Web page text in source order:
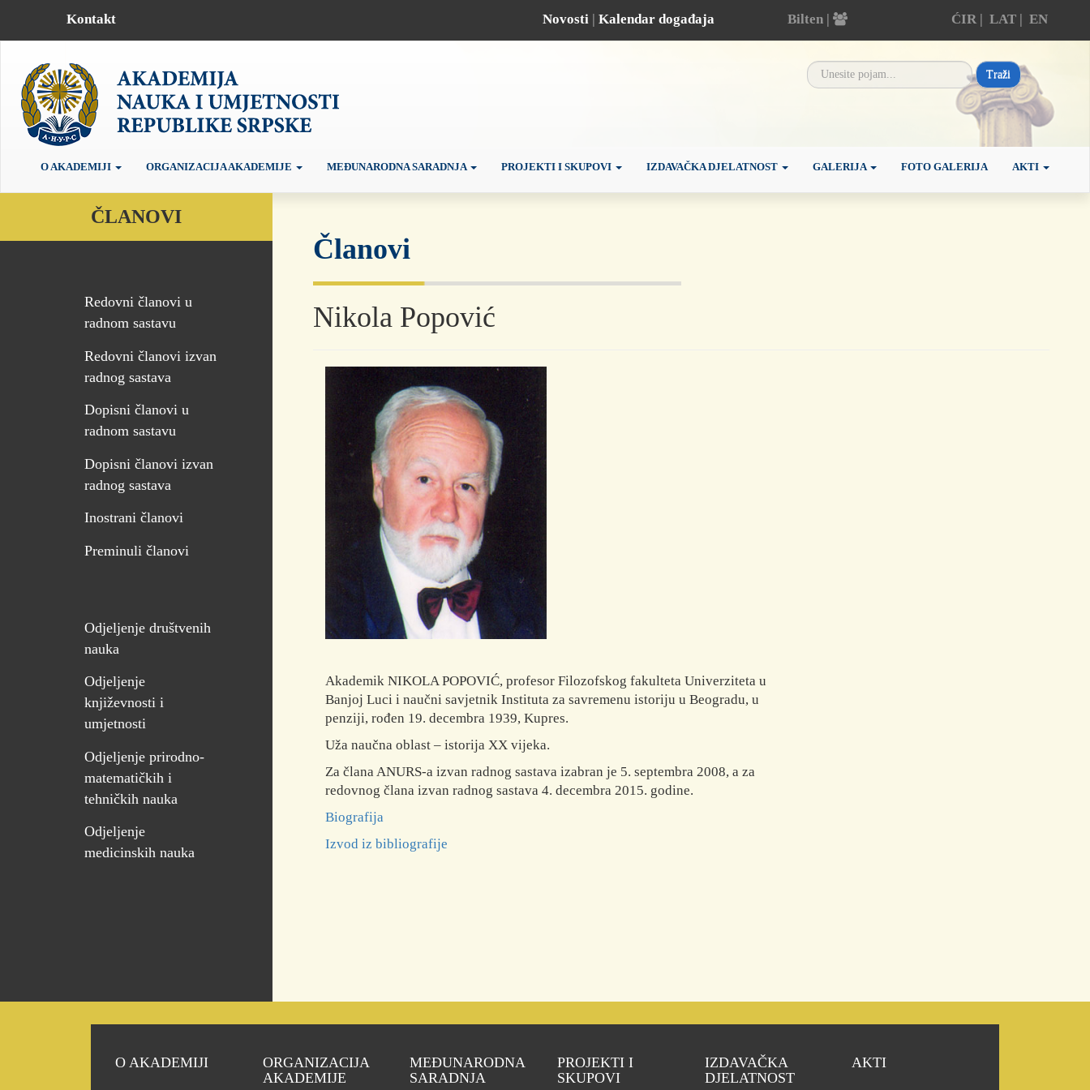
Kontakt Novosti | Kalendar događaja Bilten | ĆIR | LAT| EN
Traži
O AKADEMIJI ORGANIZACIJA AKADEMIJE MEĐUNARODNA SARADNJA PROJEKTI I SKUPOVI IZDAVAČKA DJELATNOST GALERIJA FOTO GALERIJA AKTI
ČLANOVI
Redovni članovi u
radnom sastavu
Redovni članovi izvan
radnog sastava
Dopisni članovi u
radnom sastavu
Dopisni članovi izvan
radnog sastava
Inostrani članovi
Preminuli članovi
Odjeljenje društvenih
nauka
Odjeljenje
književnosti i
umjetnosti
Odjeljenje prirodno-
matematičkih i
tehničkih nauka
Odjeljenje
medicinskih nauka
Članovi
Nikola Popović
Akademik NIKOLA POPOVIĆ, profesor Filozofskog fakulteta Univerziteta u
Banjoj Luci i naučni savjetnik Instituta za savremenu istoriju u Beogradu, u
penziji, rođen 19. decembra 1939, Kupres.
Uža naučna oblast – istorija XX vijeka.
Za člana ANURS-a izvan radnog sastava izabran je 5. septembra 2008, a za
redovnog člana izvan radnog sastava 4. decembra 2015. godine.
Biografija
Izvod iz bibliografije
O AKADEMIJI
ORGANIZACIJA
AKADEMIJE
MEĐUNARODNA
SARADNJA
PROJEKTI I
SKUPOVI
IZDAVAČKA
DJELATNOST
AKTI